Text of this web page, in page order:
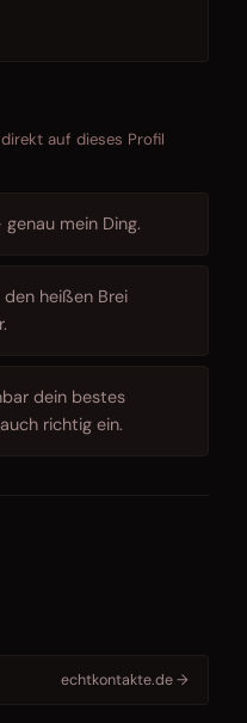
auf dieses Profil
mein Ding.
heißen Brei
dein bestes
richtig ein.
echtkontakte.de →